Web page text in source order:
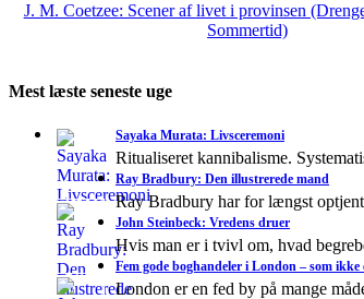
J. M. Coetzee: Scener af livet i provinsen
Sommertid)
Mest læste seneste uge
Sayaka Murata: Livsceremoni
Ritualiseret kannibalisme.
Ray Bradbury: Den illustrerede mand
Ray Bradbury har for længst
John Steinbeck: Vredens druer
Hvis man er i tvivl om, hvad
Fem gode boghandeler i London – som
London er en fed by på mange